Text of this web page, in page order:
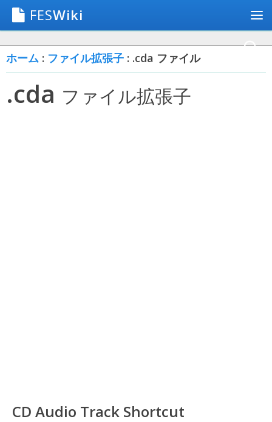
FESWiki
ホーム : ファイル拡張子 : .cda ファイル
.cda ファイル拡張子
CD Audio Track Shortcut